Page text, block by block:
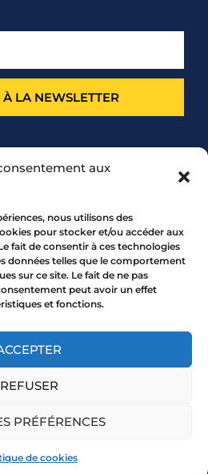
aux
nous utilisons des
pour stocker et/ou accéder aux
fait de consentir à ces technologies
données telles que le comportement
sur ce site. Le fait de ne pas
peut avoir un effet
et fonctions.
REFUSER
PRÉFÉRENCES
de cookies
LA NEWSLETTER